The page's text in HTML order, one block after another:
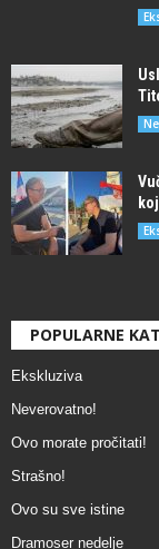
POPULARNE
Ekskluziva
Neverovatno!
Ovo morate pročitati!
Strašno!
Ovo su sve istine
Dramoser nedelje